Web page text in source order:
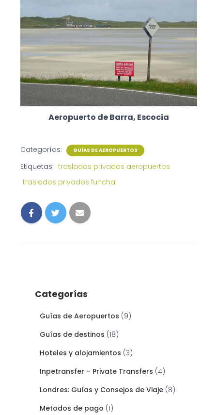
Aeropuerto de Barra, Escocia
Categorías: GUÍAS DE AEROPUERTOS
Etiquetas: traslados privados aeropuertos
traslados privados funchal
Categorías
Guías de Aeropuertos (9)
Guías de destinos (18)
Hoteles y alojamientos (3)
Inpetransfer – Private Transfers (4)
Londres: Guías y Consejos de Viaje(8)
Metodos de pago (1)